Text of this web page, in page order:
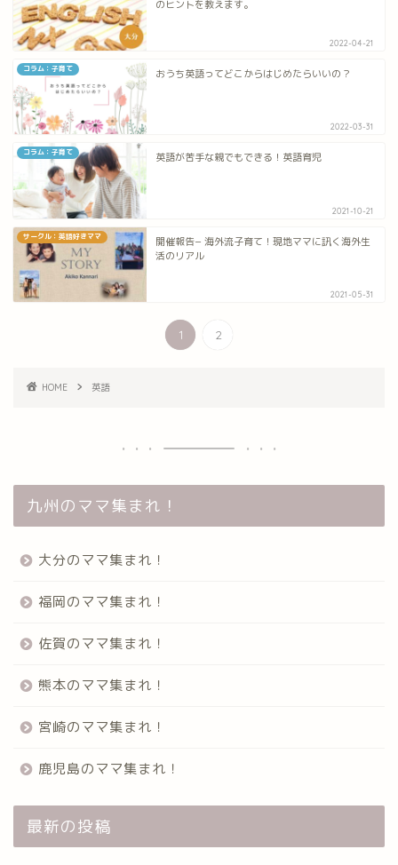
のヒントを教えます。
2022-04-21
コラム：子育て おうち英語ってどこからはじめたらいいの？
2022-03-31
コラム：子育て 英語が苦手な親でもできる！英語育児
2021-10-21
サークル：英語好きママ
開催報告− 海外流子育て！現地ママに訊く海外生
活のリアル
2021-05-31
1 2
HOME 英語
九州のママ集まれ！
大分のママ集まれ！
福岡のママ集まれ！
佐賀のママ集まれ！
熊本のママ集まれ！
宮崎のママ集まれ！
鹿児島のママ集まれ！
最新の投稿